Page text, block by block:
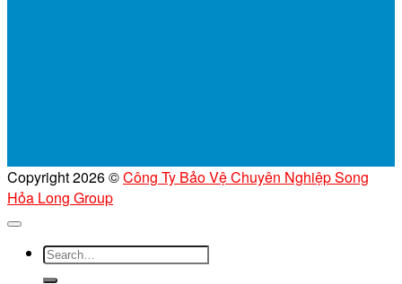
Copyright 2026 ©Công Ty Bảo Vệ Chuyên Nghiệp Song
Hỏa Long Group